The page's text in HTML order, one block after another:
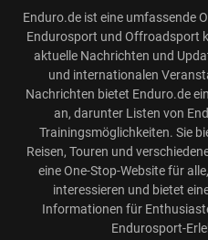
Enduro.de ist eine umfassende
Endurosport und Offroadsport
aktuelle Nachrichten und
und internationalen
Nachrichten bietet Enduro.de
an, darunter Listen von
Trainingsmöglichkeiten. Sie
Reisen, Touren und
eine One-Stop-Website für
interessieren und bietet
Informationen für
Endurosport-